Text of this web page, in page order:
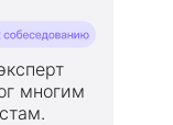
многим